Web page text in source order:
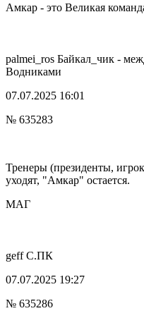
Амкар - это Великая
palmei_ros Байкал_чик -
Водниками
07.07.2025 16:01
№ 635283
Тренеры (президенты,
уходят, "Амкар" остается.
МАГ
geffС.ПК
07.07.2025 19:27
№ 635286